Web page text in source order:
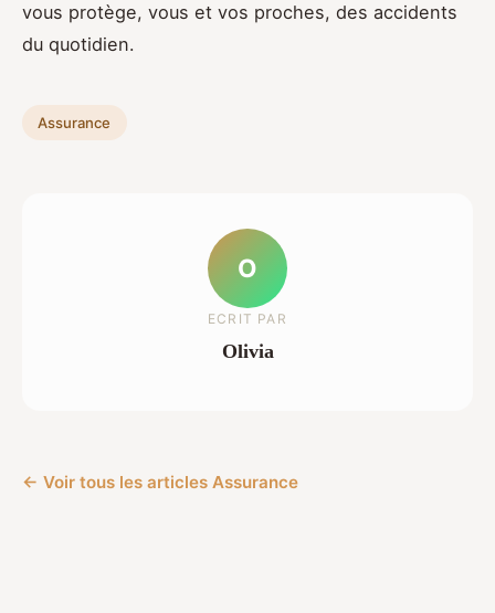
vous protège, vous et vos proches, des accidents
du quotidien.
Assurance
O
ECRIT PAR
Olivia
← Voir tous les articles Assurance